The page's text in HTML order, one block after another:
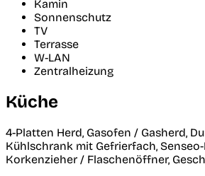
Kamin
Sonnenschutz
TV
Terrasse
W-LAN
Zentralheizung
Küche
4-Platten Herd, Gasofen / Gasherd,
Kühlschrank mit Gefrierfach,
Korkenzieher / Flaschenöffner,